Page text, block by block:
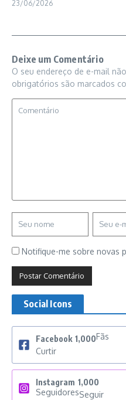
23/06/2026
Deixe um Comentário
O seu endereço de e-mail
obrigatórios são marcados
Notifique-me sobre novas
Social Icons
Facebook 1,000Fãs
Curtir
Instagram 1,000
SeguidoresSeguir